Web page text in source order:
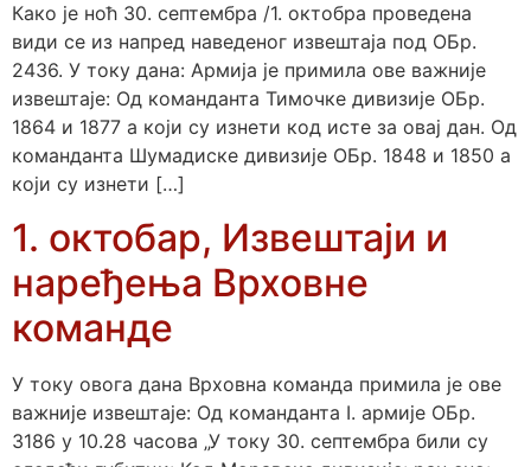
Како је ноћ 30. септембра /1. октобра проведена
види се из напред наведеног извештаја под ОБр.
2436. У току дана: Армија је примила ове важније
извештаје: Од команданта Тимочке дивизије ОБр.
1864 и 1877 а који су изнети код исте за овај дан. Од
команданта Шумадиске дивизије ОБр. 1848 и 1850 а
који су изнети […]
1. октобар, Извештаји и
наређења Врховне
команде
У току овога дана Врховна команда примила је ове
важније извештаје: Од команданта I. армије ОБр.
3186 у 10.28 часова „У току 30. септембра били су